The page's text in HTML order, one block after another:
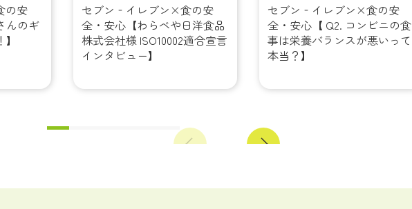
の安
んのギ
セブン‐イレブン×食の安
全・安心【わらべや日洋食品
株式会社様 ISO10002適合宣言
インタビュー】
セブン‐イレブン×食の安
全・安心【 Q2. コンビニの食
事は栄養バランスが悪いって
本当？】
Previous Next